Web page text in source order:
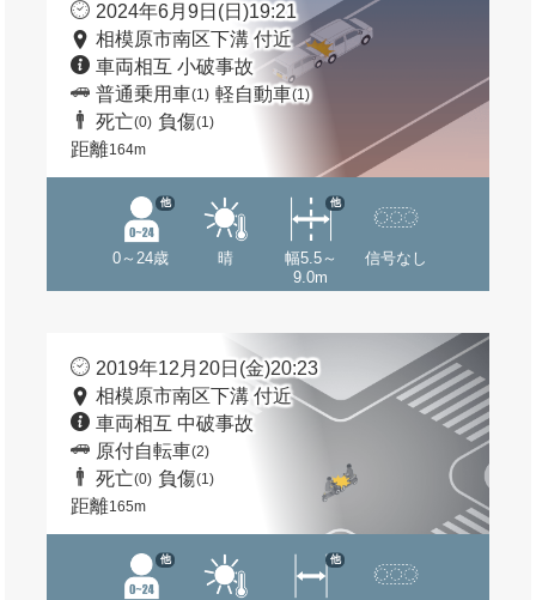
2024年6月9日(日)19:21
相模原市南区下溝 付近
車両相互 小破事故
普通乗用車(1) 軽自動車(1)
死亡(0) 負傷(1)
距離164m
0～24歳
他
晴
幅5.5～
9.0m
他
信号なし
2019年12月20日(金)20:23
相模原市南区下溝 付近
車両相互 中破事故
原付自転車(2)
死亡(0) 負傷(1)
距離165m
他 他